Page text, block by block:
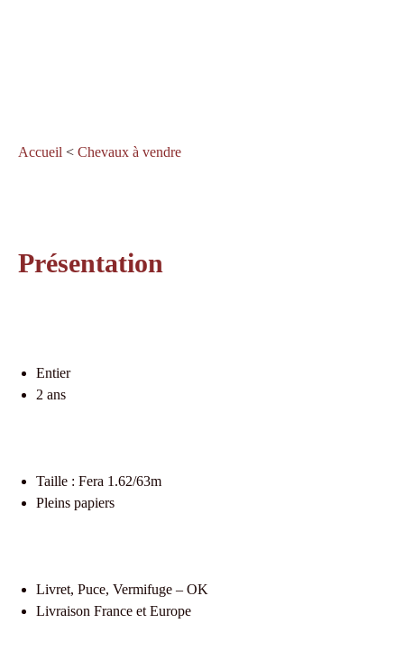
Accueil < Chevaux à vendre
Présentation
Entier
2 ans
Taille : Fera 1.62/63m
Pleins papiers
Livret, Puce, Vermifuge – OK
Livraison France et Europe